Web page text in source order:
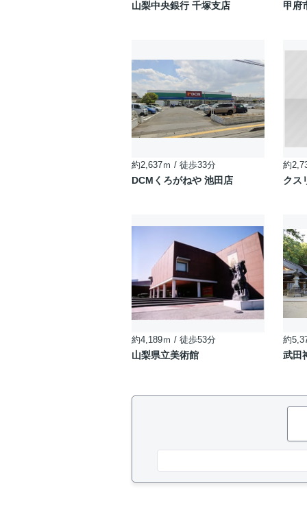
山梨中央銀行 千塚支店 甲府
約2,637ｍ / 徒歩33分
DCMくろがねや 池田店
約
クス
約4,189ｍ / 徒歩53分
山梨県立美術館
約
武田